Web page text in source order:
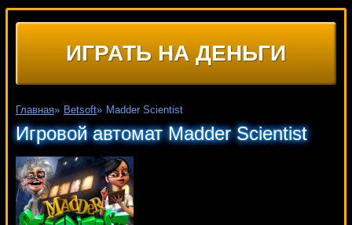
ИГРАТЬ НА ДЕНЬГИ
Главная» Betsoft» Madder Scientist
Игровой автомат Madder Scientist